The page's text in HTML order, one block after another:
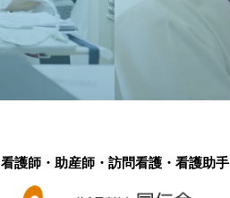
看護師・助産師・訪問看護・看護助手